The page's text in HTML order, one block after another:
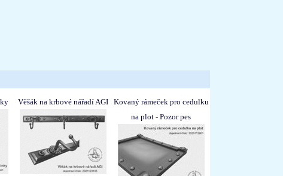
Věšák na krbové nářadí AGI
Kovaný rámeček pro cedulku
na plot - Pozor pes